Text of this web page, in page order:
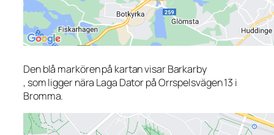
Den blå markören på kartan visar Barkarby
, som ligger nära Laga Dator på Orrspelsvägen 13 i
Bromma.